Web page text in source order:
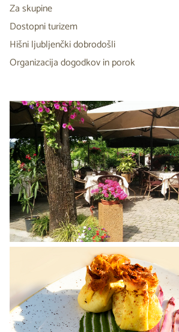
Za skupine
Dostopni turizem
Hišni ljubljenčki dobrodošli
Organizacija dogodkov in porok